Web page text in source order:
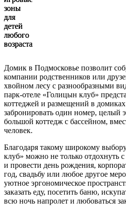
зоны
для
детей
любого
возраста
зоны
для
детей
любого
возраста
зоны
для
детей
любого
возраста
Домик в Подмосковье позволит
компании родственников или
хвойном лесу с разнообразными
парк-отеле «Голицын клуб»
коттеджей и размещений в
забронировать один номер, целый
большой коттедж с бассейном,
человек.
Благодаря такому широкому
клуб» можно не только отдохнуть
и провести день рождения,
год, свадьбу или любое другое
уютное эргономическое
заказать еду, посетить баню,
всю ночь напролет и любоваться